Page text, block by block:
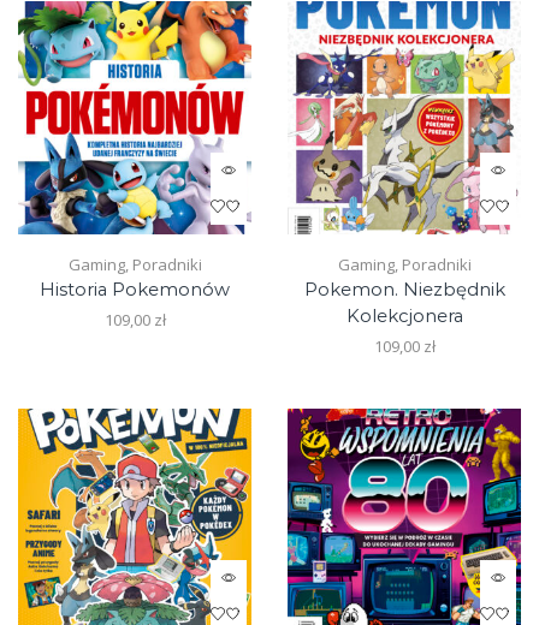
Gaming, Poradniki
Historia Pokemonów
109,00 zł
Gaming, Poradniki
Pokemon. Niezbędnik
Kolekcjonera
109,00 zł